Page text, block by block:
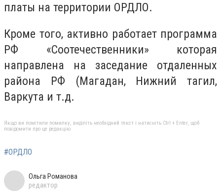
платы на территории ОРДЛО.
Кроме того, активно работает программа
РФ «Соотечественники» которая
направлена на заседание отдаленных
района РФ (Магадан, Нижний тагил,
Варкута и т.д.
Якщо ви помітили помилку, виділіть необхідний текст і натисніть Ctrl + Enter, щоб
повідомити про це редакцію
#ОРДЛО
Ольга Романова
редактор